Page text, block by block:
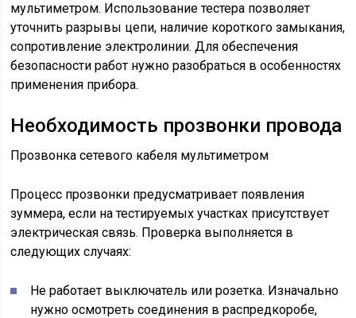
мультиметром. Использование тестера позволяет
уточнить разрывы цепи, наличие короткого замыкания,
сопротивление электролинии. Для обеспечения
безопасности работ нужно разобраться в особенностях
применения прибора.
Необходимость прозвонки провода
Прозвонка сетевого кабеля мультиметром
Процесс прозвонки предусматривает появления
зуммера, если на тестируемых участках присутствует
электрическая связь. Проверка выполняется в
следующих случаях:
Не работает выключатель или розетка. Изначально
нужно осмотреть соединения в распредкоробе,